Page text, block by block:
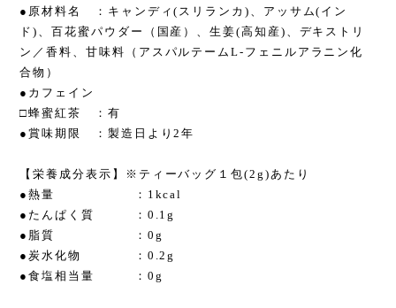
●原材料名 ：キャンディ(スリランカ)、アッサム(イン
ド)、百花蜜パウダー（国産）、生姜(高知産)、デキストリ
ン／香料、甘味料（アスパルテームL-フェニルアラニン化
合物）
●カフェイン
□蜂蜜紅茶 ：有
●賞味期限 ：製造日より2年
【栄養成分表示】※ティーバッグ１包(2g)あたり
●熱量 ：1kcal
●たんぱく質 ：0.1g
●脂質 ：0g
●炭水化物 ：0.2g
●食塩相当量 ：0g